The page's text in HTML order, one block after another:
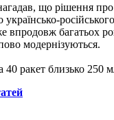
що рішення
впродовж багатьох
модернізуються.
40 ракет близько 250